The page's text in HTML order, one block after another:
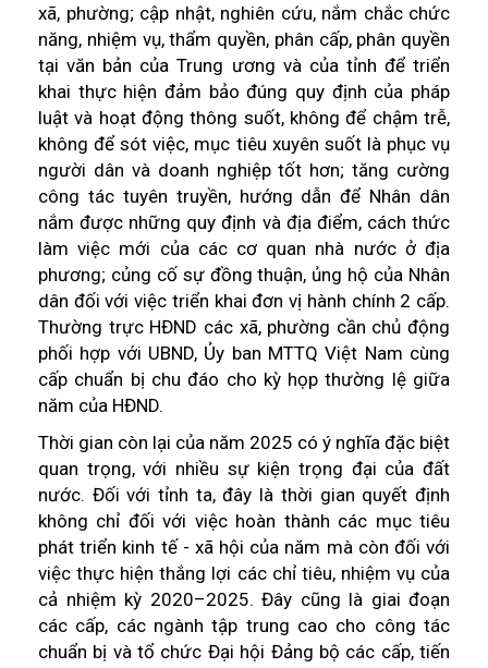
xã, phường; cập nhật, nghiên cứu, nắm chắc chức
năng, nhiệm vụ, thẩm quyền, phân cấp, phân quyền
tại văn bản của Trung ương và của tỉnh để triển
khai thực hiện đảm bảo đúng quy định của pháp
luật và hoạt động thông suốt, không để chậm trễ,
không để sót việc, mục tiêu xuyên suốt là phục vụ
người dân và doanh nghiệp tốt hơn; tăng cường
công tác tuyên truyền, hướng dẫn để Nhân dân
nắm được những quy định và địa điểm, cách thức
làm việc mới của các cơ quan nhà nước ở địa
phương; củng cố sự đồng thuận, ủng hộ của Nhân
dân đối với việc triển khai đơn vị hành chính 2 cấp.
Thường trực HĐND các xã, phường cần chủ động
phối hợp với UBND, Ủy ban MTTQ Việt Nam cùng
cấp chuẩn bị chu đáo cho kỳ họp thường lệ giữa
năm của HĐND.
Thời gian còn lại của năm 2025 có ý nghĩa đặc biệt
quan trọng, với nhiều sự kiện trọng đại của đất
nước. Đối với tỉnh ta, đây là thời gian quyết định
không chỉ đối với việc hoàn thành các mục tiêu
phát triển kinh tế - xã hội của năm mà còn đối với
việc thực hiện thắng lợi các chỉ tiêu, nhiệm vụ của
cả nhiệm kỳ 2020–2025. Đây cũng là giai đoạn
các cấp, các ngành tập trung cao cho công tác
chuẩn bị và tổ chức Đại hội Đảng bộ các cấp, tiến